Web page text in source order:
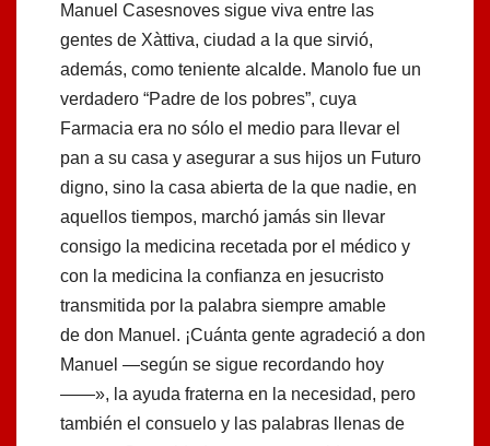
Manuel Casesnoves sigue viva entre las
gentes de Xàttiva, ciudad a la que sirvió,
además, como teniente alcalde. Manolo fue un
verdadero “Padre de los pobres”, cuya
Farmacia era no sólo el medio para llevar el
pan a su casa y asegurar a sus hijos un Futuro
digno, sino la casa abierta de la que nadie, en
aquellos tiempos, marchó jamás sin llevar
consigo la medicina recetada por el médico y
con la medicina la conﬁanza en jesucristo
transmitida por la palabra siempre amable
de don Manuel. ¡Cuánta gente agradeció a don
Manuel —según se sigue recordando hoy
——», la ayuda fraterna en la necesidad, pero
también el consuelo y las palabras llenas de